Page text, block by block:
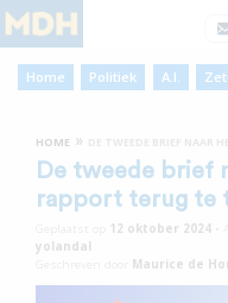
Home Politiek A.I.
HOME »
De tweede brief
rapport terug te
12 oktober 2024
yolandal
Maurice de